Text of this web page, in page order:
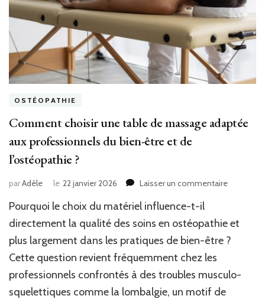
OSTÉOPATHIE
Comment choisir une table de massage adaptée
aux professionnels du bien-être et de
l’ostéopathie ?
parAdèle le 22 janvier 2026 Laisser un commentairesur
une
de
adaptée
aux
Pourquoi le choix du matériel influence-t-il
directement la qualité des soins en ostéopathie et
plus largement dans les pratiques de bien-être ?
Cette question revient fréquemment chez les
professionnels confrontés à des troubles musculo-
squelettiques comme la lombalgie, un motif de